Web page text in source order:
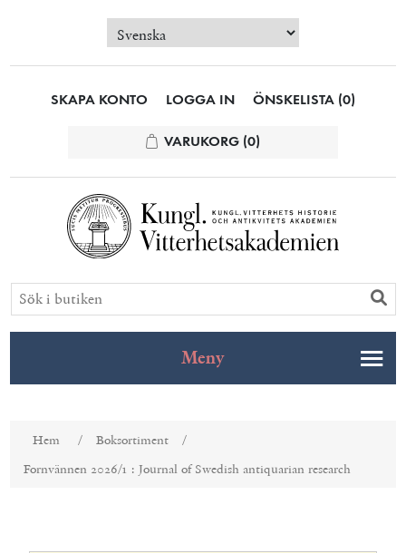
SKAPA KONTO LOGGA IN ÖNSKELISTA (0)
VARUKORG (0)
Meny
Hem / Boksortiment
/
Fornvännen 2026/1 : Journal of Swedish antiquarian research